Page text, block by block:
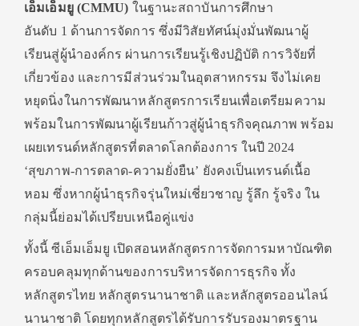
เอ็มเอ็มยู (CMMU) ในฐานะสถาบันการศึกษา
อันดับ 1 ด้านการจัดการ ซึ่งมีวิสัยทัศน์มุ่งมั่นพัฒนาผู้
เรียนสู่ผู้นำองค์กร ผ่านการเรียนรู้เชิงปฏิบัติ การวิจัยที่
เกี่ยวข้อง และการมีส่วนร่วมในอุตสาหกรรม จึงไม่เคย
หยุดนิ่งในการพัฒนาหลักสูตรการเรียนเพื่อเตรียมความ
พร้อมในการพัฒนาผู้เรียนก้าวสู่ผู้นำธุรกิจคุณภาพ พร้อม
เผยเทรนด์หลักสูตรที่ตลาดโลกต้องการ ในปี 2024
‘สุขภาพ-การตลาด-ความยั่งยืน’ ยังคงเป็นเทรนด์เนื้อ
หอม ซึ่งหากผู้นำธุรกิจรุ่นใหม่เชี่ยวชาญ รู้ลึก รู้จริง ใน
กลุ่มนี้ย่อมได้เปรียบเหนือคู่แข่ง
ทั้งนี้ ซีเอ็มเอ็มยู เปิดสอนหลักสูตรการจัดการมหาบัณฑิต
ครอบคลุมทุกด้านของการบริหารจัดการธุรกิจ ทั้ง
หลักสูตรไทย หลักสูตรนานาชาติ และหลักสูตรออนไลน์
นานาชาติ โดยทุกหลักสูตรได้รับการรับรองมาตรฐาน